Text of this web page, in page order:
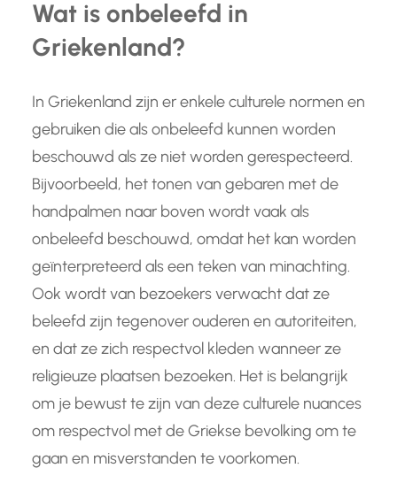
Wat is onbeleefd in
Griekenland?
In Griekenland zijn er enkele culturele normen en
gebruiken die als onbeleefd kunnen worden
beschouwd als ze niet worden gerespecteerd.
Bijvoorbeeld, het tonen van gebaren met de
handpalmen naar boven wordt vaak als
onbeleefd beschouwd, omdat het kan worden
geïnterpreteerd als een teken van minachting.
Ook wordt van bezoekers verwacht dat ze
beleefd zijn tegenover ouderen en autoriteiten,
en dat ze zich respectvol kleden wanneer ze
religieuze plaatsen bezoeken. Het is belangrijk
om je bewust te zijn van deze culturele nuances
om respectvol met de Griekse bevolking om te
gaan en misverstanden te voorkomen.